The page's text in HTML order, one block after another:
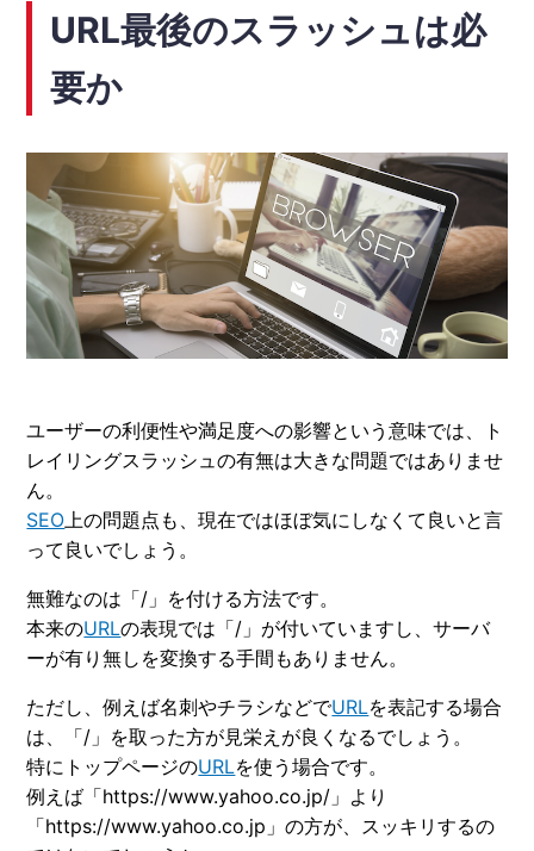
URL最後のスラッシュは必
要か
ユーザーの利便性や満足度への影響という意味では、ト
レイリングスラッシュの有無は大きな問題ではありませ
ん。
SEO 上の問題点も、現在ではほぼ気にしなくて良いと言
って良いでしょう。
無難なのは「/」を付ける方法です。
本来のURLの表現では「/」が付いていますし、サーバ
ーが有り無しを変換する手間もありません。
ただし、例えば名刺やチラシなどでURLを表記する場合
は、「/」を取った方が見栄えが良くなるでしょう。
特にトップページのURLを使う場合です。
例えば「https://www.yahoo.co.jp/」より
「https://www.yahoo.co.jp」の方が、スッキリするの